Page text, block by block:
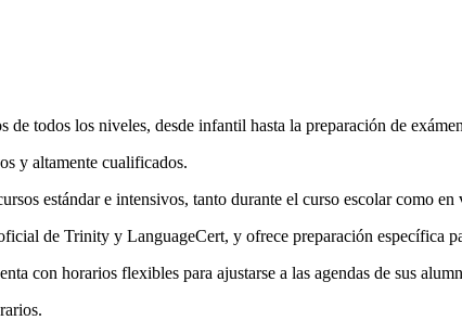
todos los niveles, desde infantil hasta la preparación de
y altamente cualificados.
estándar e intensivos, tanto durante el curso escolar como en
de Trinity y LanguageCert, y ofrece preparación específica
con horarios flexibles para ajustarse a las agendas de sus